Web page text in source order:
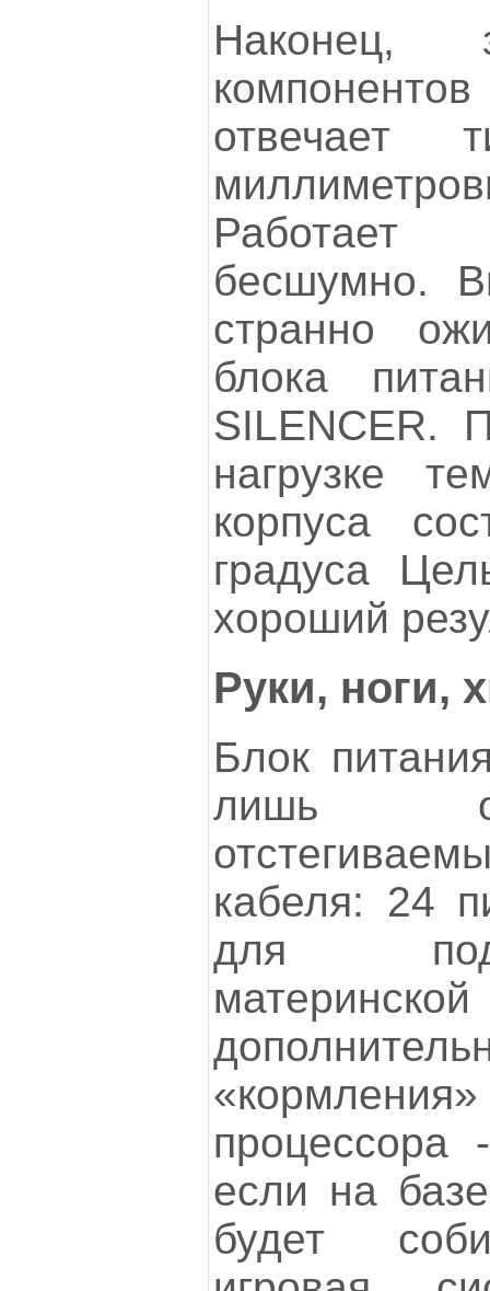
Наконец,
отвечает
Работает
бесшумно.
странно
блока
SILENCER.
нагрузке
корпуса
градуса
хороший
Руки, ноги,
Блок
лишь
кабеля: 24
для
процессора
если на
будет